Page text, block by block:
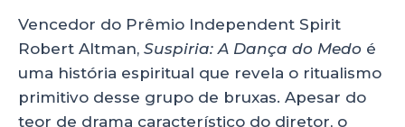
Vencedor do Prêmio Independent Spirit
Robert Altman, Suspiria: A Dança do Medo é
uma história espiritual que revela o ritualismo
primitivo desse grupo de bruxas. Apesar do
teor de drama característico do diretor, o